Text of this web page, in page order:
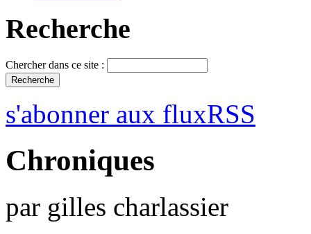
Recherche
Chercher dans ce site :
s'abonner aux fluxRSS
Chroniques
par gilles charlassier